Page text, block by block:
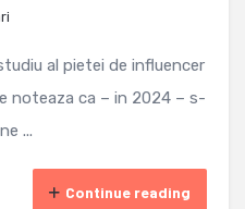
al pietei de influencer
noteaza ca – in 2024 – s-
...
Continue reading